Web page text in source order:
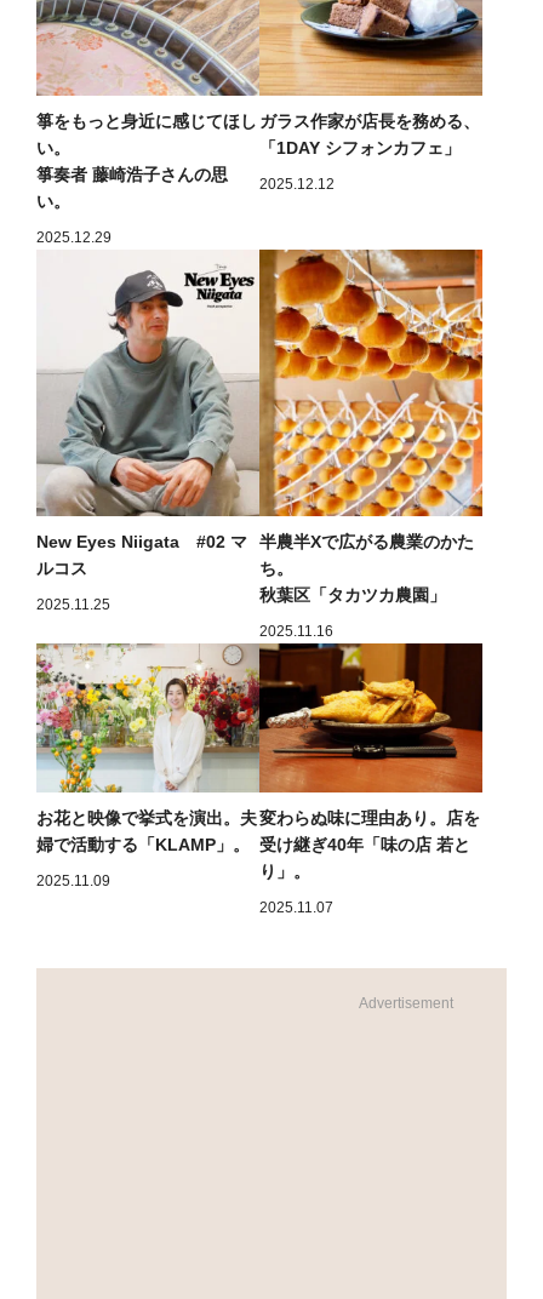
箏をもっと身近に感じてほし
い。
箏奏者 藤崎浩子さんの思
い。
2025.12.29
ガラス作家が店長を務める、
「1DAY シフォンカフェ」
2025.12.12
New Eyes Niigata #02 マ
ルコス
2025.11.25
半農半Xで広がる農業のかた
ち。
秋葉区「タカツカ農園」
2025.11.16
お花と映像で挙式を演出。夫
婦で活動する「KLAMP」。
2025.11.09
変わらぬ味に理由あり。店を
受け継ぎ40年「味の店 若と
り」。
2025.11.07
Advertisement